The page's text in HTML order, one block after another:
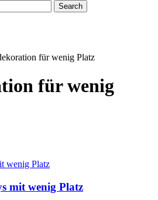
Search
für wenig Platz
für wenig
mit wenig Platz